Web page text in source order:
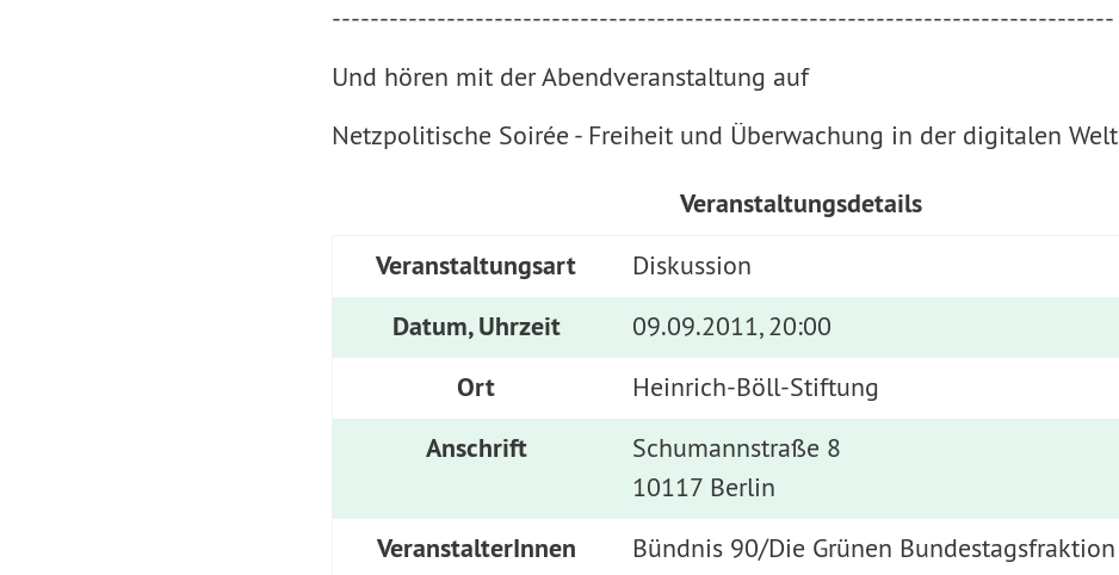
----------------------------------------------------------------------------------
Und hören mit der Abendveranstaltung auf
Netzpolitische Soirée - Freiheit und Überwachung in der digitalen Welt
Veranstaltungsdetails
Veranstaltungsart
Diskussion
Datum, Uhrzeit
09.09.2011, 20:00
Ort
Heinrich-Böll-Stiftung
Anschrift
Schumannstraße 8
10117 Berlin
VeranstalterInnen
Bündnis 90/Die Grünen Bundestagsfraktion